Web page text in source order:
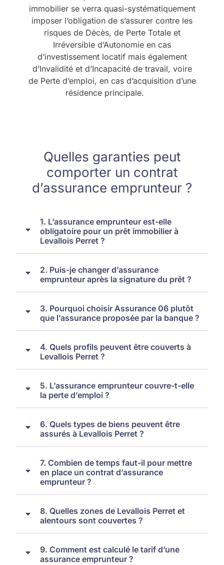
immobilier se verra quasi-systématiquement
imposer l’obligation de s’assurer contre les
risques de Décès, de Perte Totale et
Irréversible d’Autonomie en cas
d’investissement locatif mais également
d’Invalidité et d’Incapacité de travail, voire
de Perte d’emploi, en cas d’acquisition d’une
résidence principale.
Quelles garanties peut
comporter un contrat
d’assurance emprunteur ?
1. L’assurance emprunteur est-elle
obligatoire pour un prêt immobilier à
Levallois Perret ?
2. Puis-je changer d’assurance
emprunteur après la signature du prêt ?
3. Pourquoi choisir Assurance 06 plutôt
que l’assurance proposée par la banque ?
4. Quels profils peuvent être couverts à
Levallois Perret ?
5. L’assurance emprunteur couvre-t-elle
la perte d’emploi ?
6. Quels types de biens peuvent être
assurés à Levallois Perret ?
7. Combien de temps faut-il pour mettre
en place un contrat d’assurance
emprunteur ?
8. Quelles zones de Levallois Perret et
alentours sont couvertes ?
9. Comment est calculé le tarif d’une
assurance emprunteur ?